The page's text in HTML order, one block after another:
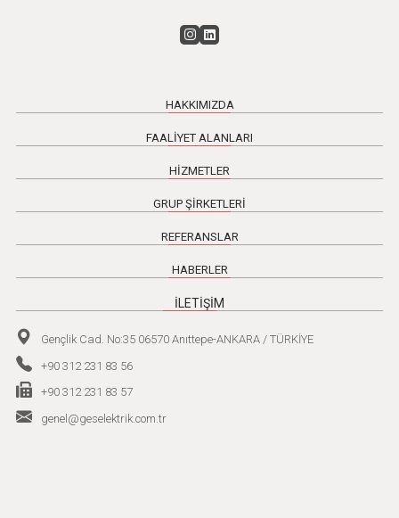
HAKKIMIZDA
FAALİYET ALANLARI
HİZMETLER
GRUP ŞİRKETLERİ
REFERANSLAR
HABERLER
İLETİŞİM
Gençlik Cad. No:35 06570 Anıttepe-ANKARA / TÜRKİYE
+90 312 231 83 56
+90 312 231 83 57
genel@geselektrik.com.tr